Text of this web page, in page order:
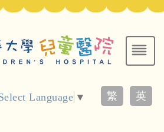
Language ▼ 繁 英